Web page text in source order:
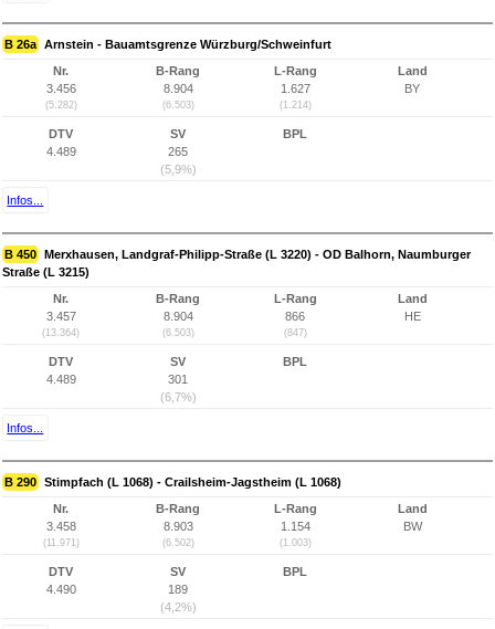
B 26a Arnstein - Bauamtsgrenze Würzburg/Schweinfurt
Nr.
3.456
(5.282)
B-Rang
8.904
(6.503)
L-Rang
1.627
(1.214)
Land
BY
DTV
4.489
SV
265
(5,9%)
BPL
Infos...
B 450 Merxhausen, Landgraf-Philipp-Straße (L 3220) - OD Balhorn, Naumburger
Straße (L 3215)
Nr.
3.457
(13.364)
B-Rang
8.904
(6.503)
L-Rang
866
(847)
Land
HE
DTV
4.489
SV
301
(6,7%)
BPL
Infos...
B 290 Stimpfach (L 1068) - Crailsheim-Jagstheim (L 1068)
Nr.
3.458
(11.971)
B-Rang
8.903
(6.502)
L-Rang
1.154
(1.003)
Land
BW
DTV
4.490
SV
189
(4,2%)
BPL